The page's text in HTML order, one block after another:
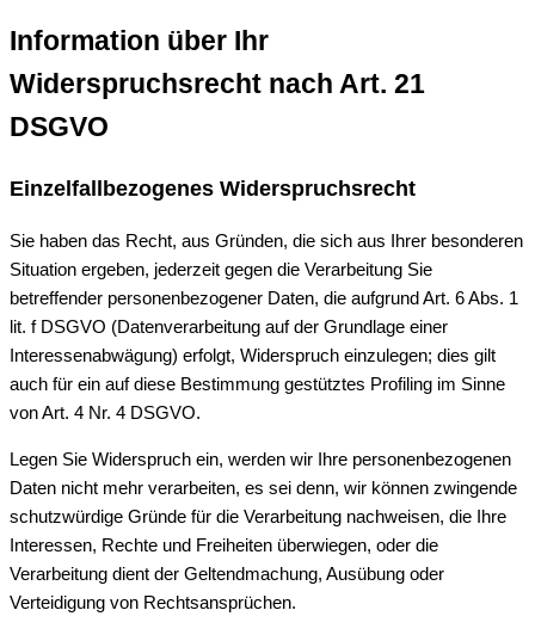
Information über Ihr
Widerspruchsrecht nach Art. 21
DSGVO
Einzelfallbezogenes Widerspruchsrecht
Sie haben das Recht, aus Gründen, die sich aus Ihrer besonderen
Situation ergeben, jederzeit gegen die Verarbeitung Sie
betreffender personenbezogener Daten, die aufgrund Art. 6 Abs. 1
lit. f DSGVO (Datenverarbeitung auf der Grundlage einer
Interessenabwägung) erfolgt, Widerspruch einzulegen; dies gilt
auch für ein auf diese Bestimmung gestütztes Profiling im Sinne
von Art. 4 Nr. 4 DSGVO.
Legen Sie Widerspruch ein, werden wir Ihre personenbezogenen
Daten nicht mehr verarbeiten, es sei denn, wir können zwingende
schutzwürdige Gründe für die Verarbeitung nachweisen, die Ihre
Interessen, Rechte und Freiheiten überwiegen, oder die
Verarbeitung dient der Geltendmachung, Ausübung oder
Verteidigung von Rechtsansprüchen.